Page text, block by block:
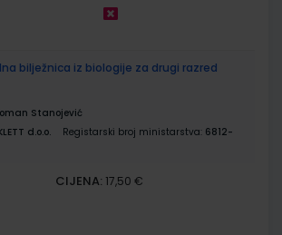
bilježnica iz biologije za drugi razred
Stanojević
d.o.o. Registarski broj ministarstva: 6812-
CIJENA: 17,50 €